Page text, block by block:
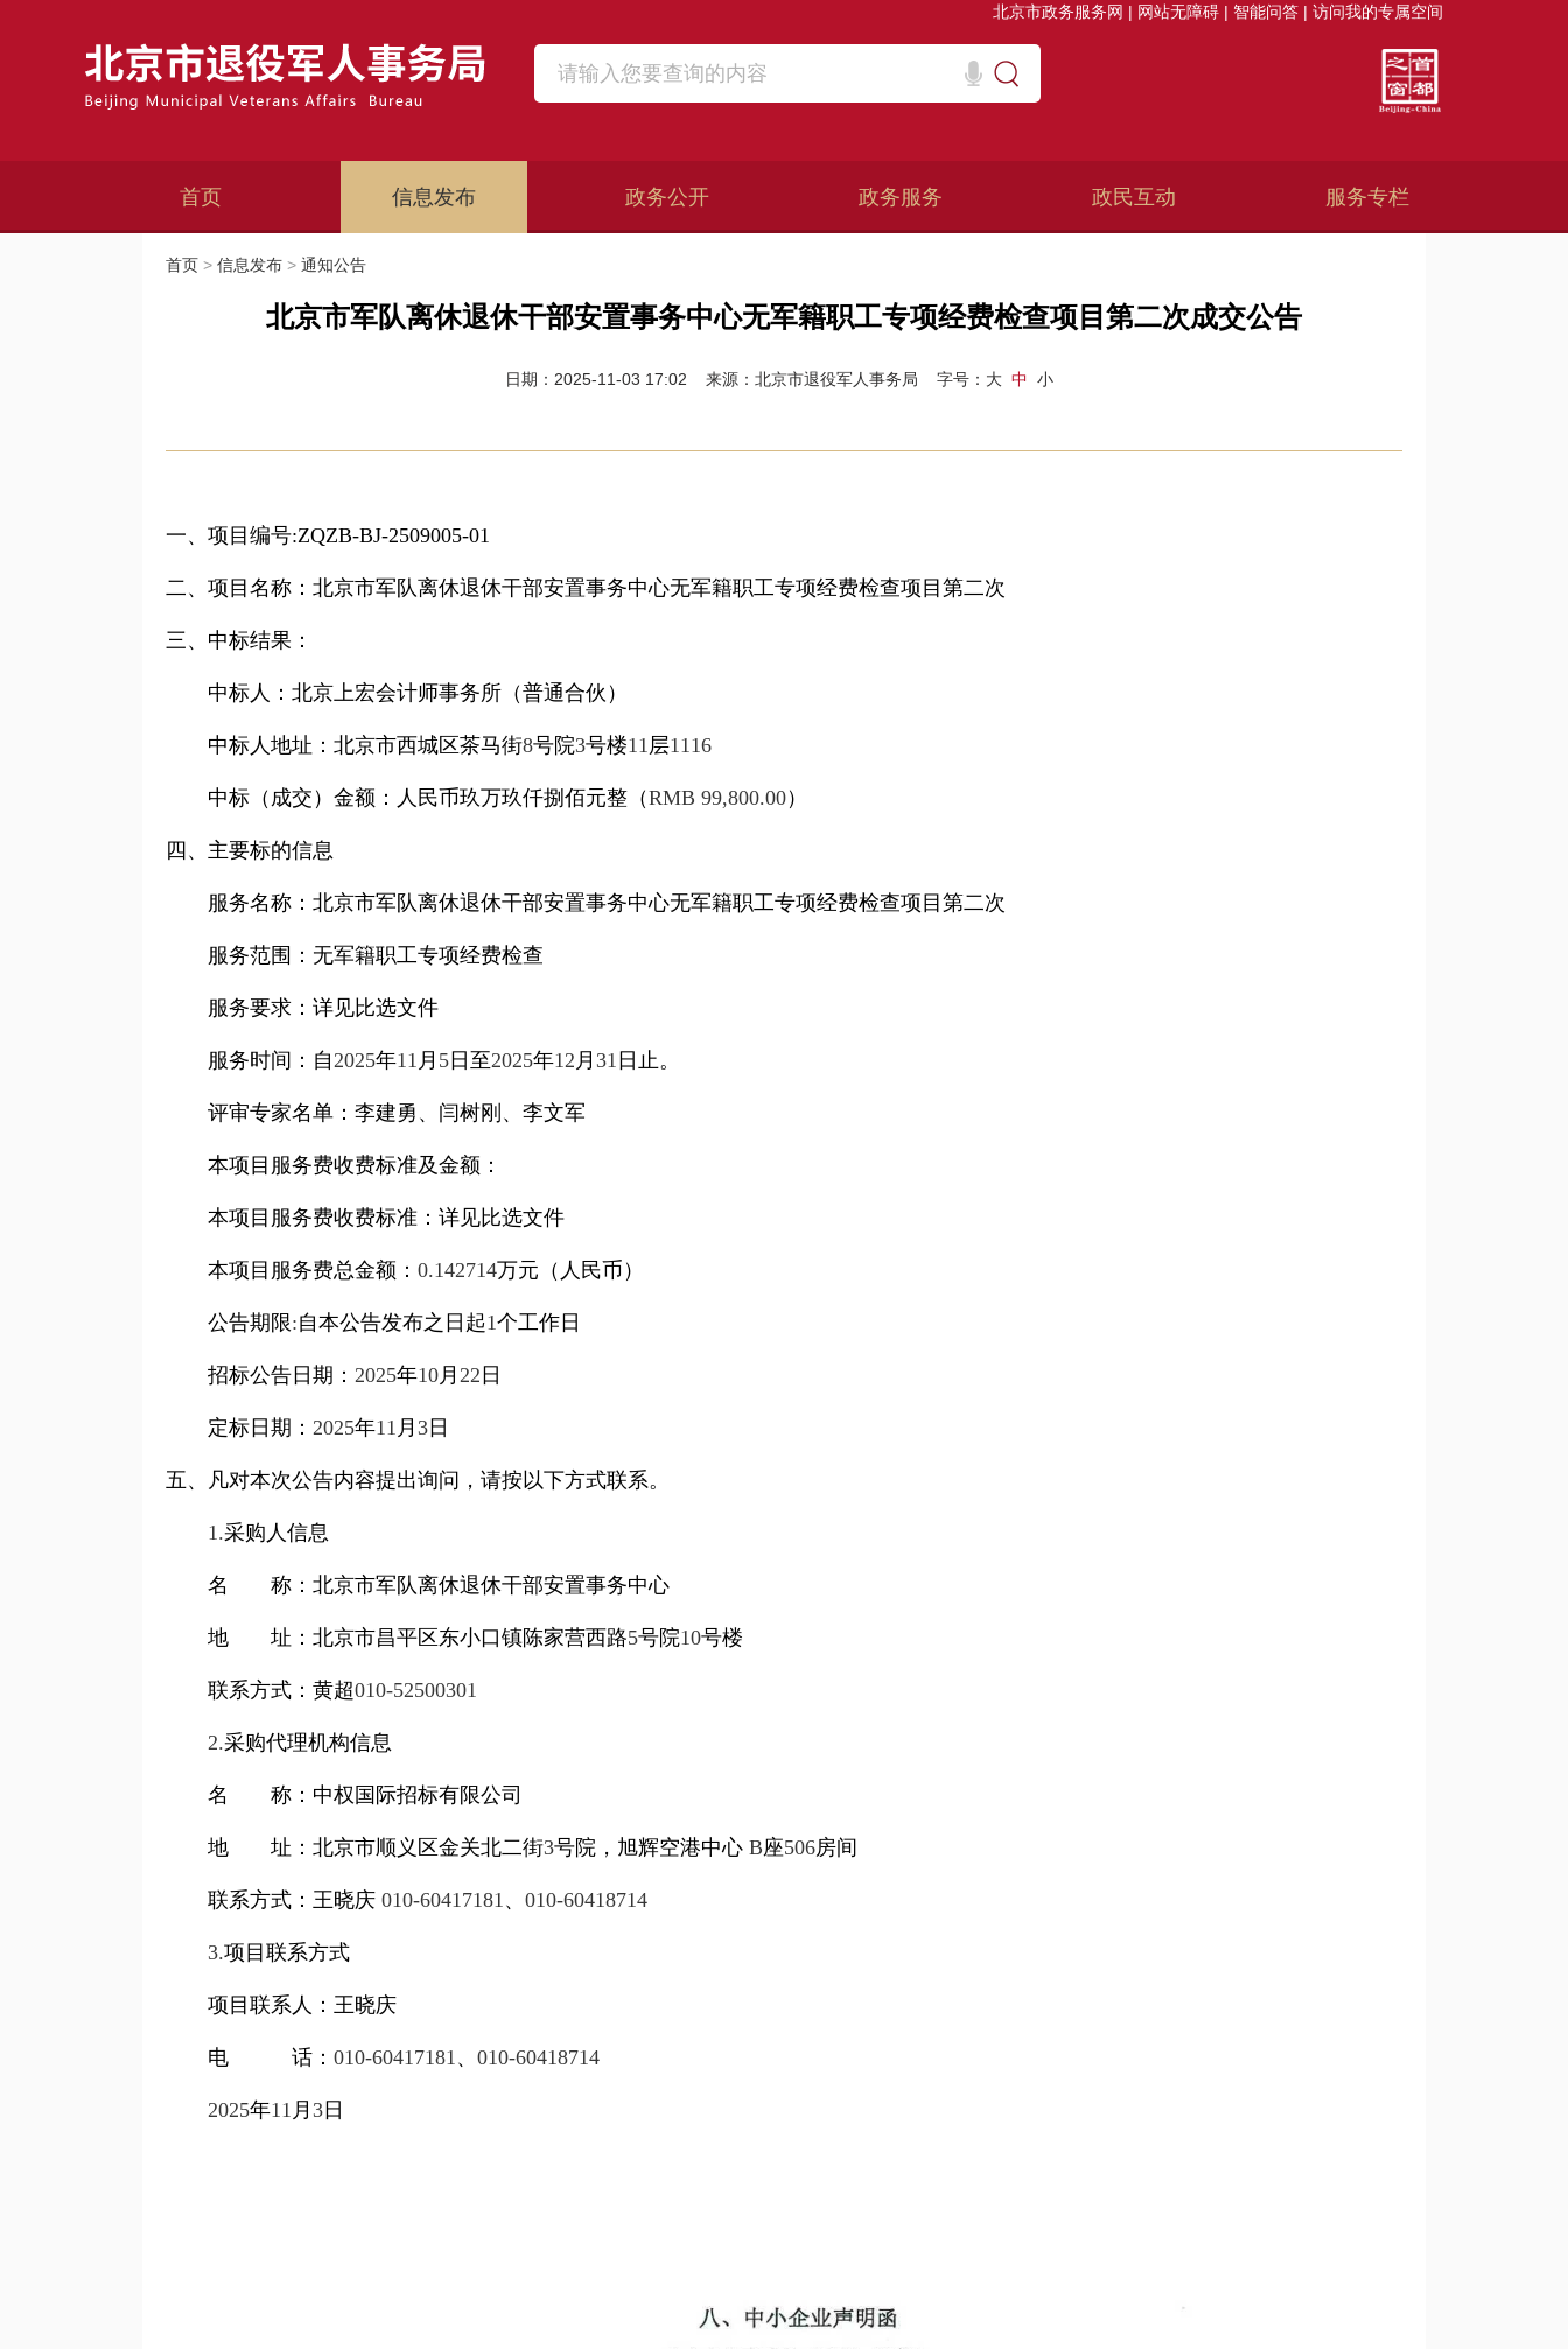
北京市政务服务网 | 网站无障碍 | 智能问答 | 访问我的专属空间
首页 信息发布 政务公开 政务服务 政民互动 服务专栏
首页 > 信息发布 > 通知公告
北京市军队离休退休干部安置事务中心无军籍职工专项经费检查项目第二次成交公告
日期：2025-11-03 17:02 来源：北京市退役军人事务局 字号： 大 中 小
一、项目编号:ZQZB-BJ-2509005-01
二、项目名称：北京市军队离休退休干部安置事务中心无军籍职工专项经费检查项目第二次
三、中标结果：
中标人：北京上宏会计师事务所（普通合伙）
中标人地址：北京市西城区茶马街8号院3号楼11层1116
中标（成交）金额：人民币玖万玖仟捌佰元整（RMB 99,800.00）
四、主要标的信息
服务名称：北京市军队离休退休干部安置事务中心无军籍职工专项经费检查项目第二次
服务范围：无军籍职工专项经费检查
服务要求：详见比选文件
服务时间：自2025年11 月 5 日至2025年12 月 31 日止。
评审专家名单：李建勇、闫树刚、李文军
本项目服务费收费标准及金额：
本项目服务费收费标准：详见比选文件
本项目服务费总金额： 0.142714万元（人民币）
公告期限:自本公告发布之日起1个工作日
招标公告日期： 2025年10月 22 日
定标日期： 2025年11 月 3 日
五、凡对本次公告内容提出询问，请按以下方式联系。
1.采购人信息
名 称：北京市军队离休退休干部安置事务中心
地 址： 北京市昌平区东小口镇陈家营西路5号院10号楼
联系方式： 黄超010-52500301
2.采购代理机构信息
名 称：中权国际招标有限公司
地 址：北京市顺义区金关北二街3号院，旭辉空港中心 B座506房间
联系方式：王晓庆 010-60417181、 010-60418714
3.项目联系方式
项目联系人：王晓庆
电 话： 010-60417181、 010-60418714
2025年11 月 3 日